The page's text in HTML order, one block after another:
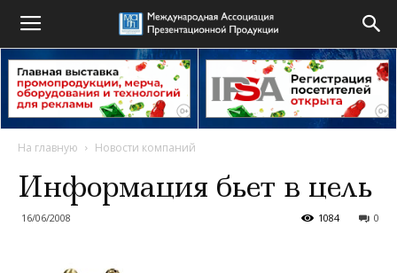
На главную Новости компаний
Информация бьет в цель
16/06/2008 0
1084